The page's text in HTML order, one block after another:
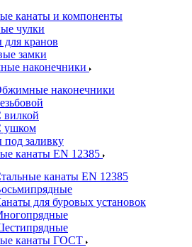
канаты и компоненты
чулки
для кранов
замки
наконечники
наконечники
вилкой
ушком
под заливку
канаты EN 12385
канаты EN 12385
для буровых установок
канаты ГОСТ